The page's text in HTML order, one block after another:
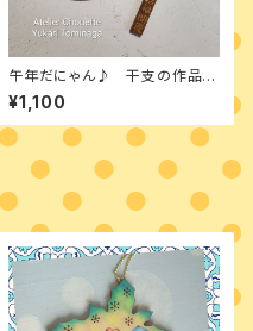
午年だにゃん♪ 干支の作品
2種類のデザインパケット
¥1,100